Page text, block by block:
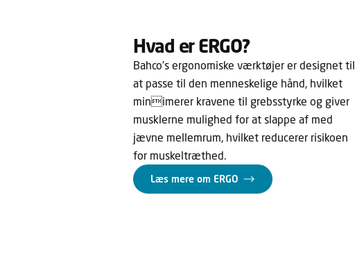
Hvad er ERGO?
Bahco’s ergonomiske værktøjer er designet til
at passe til den menneskelige hånd, hvilket
minimerer kravene til grebsstyrke og giver
musklerne mulighed for at slappe af med
jævne mellemrum, hvilket reducerer risikoen
for muskeltræthed.
Læs mere om ERGO